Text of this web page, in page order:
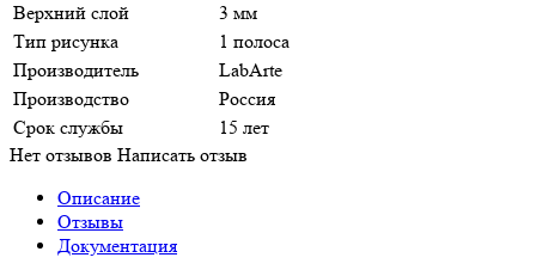
Верхний слой
3 мм
Тип рисунка
1 полоса
Производитель
LabArte
Производство
Россия
Срок службы
15 лет
Нет отзывов Написать отзыв
Описание
Отзывы
Документация